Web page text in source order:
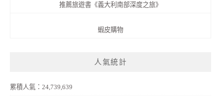
推薦旅遊書《義大利南部深度之旅》
蝦皮購物
人氣統計
累積人氣：24,739,639